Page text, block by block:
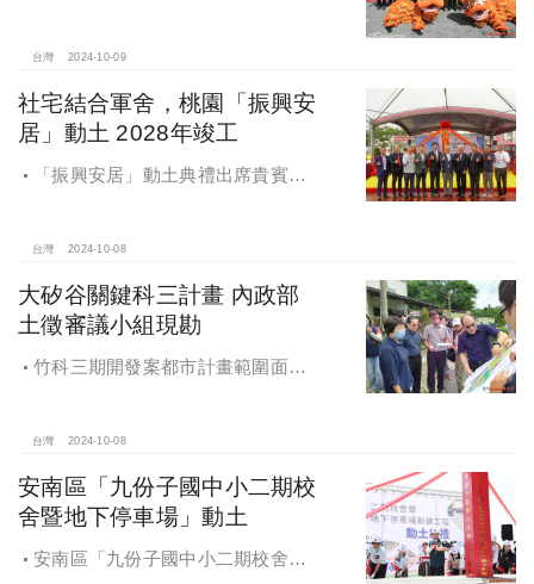
台灣 2024-10-09
社宅結合軍舍，桃園「振興安
居」動土 2028年竣工
「振興安居」動土典禮出席貴賓有
財政部國有財產署曾國基署長、桃園
市都市發展局江南志局長等各方嘉
賓，祈求工程順利進行。
台灣 2024-10-08
大矽谷關鍵科三計畫 內政部
土徵審議小組現勘
竹科三期開發案都市計畫範圍面積
分地區
台灣 2024-10-08
安南區「九份子國中小二期校
舍暨地下停車場」動土
安南區「九份子國中小二期校舍暨